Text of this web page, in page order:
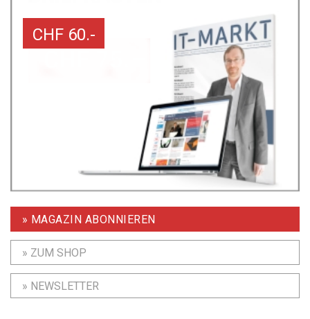
CHF 60.-
» MAGAZIN ABONNIEREN
» ZUM SHOP
» NEWSLETTER